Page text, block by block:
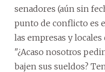
senadores (aún sin
punto de conflicto es
las empresas y
"¿Acaso nosotros
bajen sus sueldos?